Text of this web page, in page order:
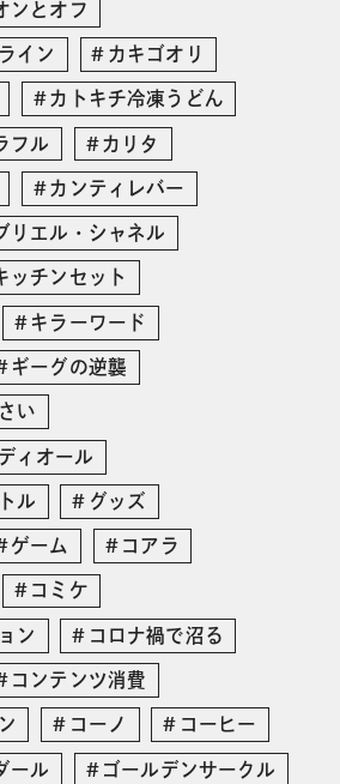
ンとオフ
イン カキゴオリ
カトキチ冷凍うどん
フル カリタ
カンティレバー
リエル・シャネル
ッチンセット
キラーワード
ギーグの逆襲
い
ィオール
ル グッズ
ゲーム コアラ
コミケ
ン コロナ禍で沼る
コンテンツ消費
コーノ コーヒー
ール ゴールデンサークル